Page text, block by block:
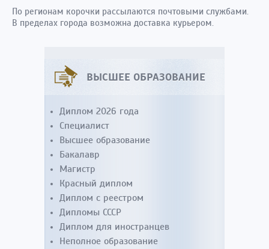
По регионам корочки рассылаются почтовыми службами.
В пределах города возможна доставка курьером.
ВЫСШЕЕ ОБРАЗОВАНИЕ
Диплом 2026 года
Специалист
Высшее образование
Бакалавр
Магистр
Красный диплом
Диплом с реестром
Дипломы СССР
Диплом для иностранцев
Неполное образование